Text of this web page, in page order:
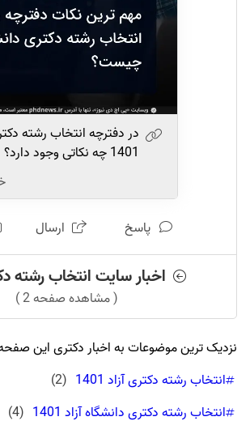
در دفترچه انتخاب رشته
1401 چه نکاتی وجود دارد؟
پاسخ ارسال
اخبار سایت انتخاب رشته
( مشاهده صفحه 2 )
نزدیک ترین موضوعات به اخبار دکتری این
انتخاب رشته دکتری آزاد 1401
(
2
)
انتخاب رشته دکتری دانشگاه آزاد 1401
(
4
)